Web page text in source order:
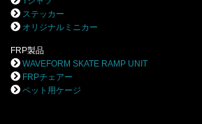
ステッカー
オリジナルミニカー
FRP製品
WAVEFORM SKATE RAMP UNIT
FRPチェアー
ペット用ケージ